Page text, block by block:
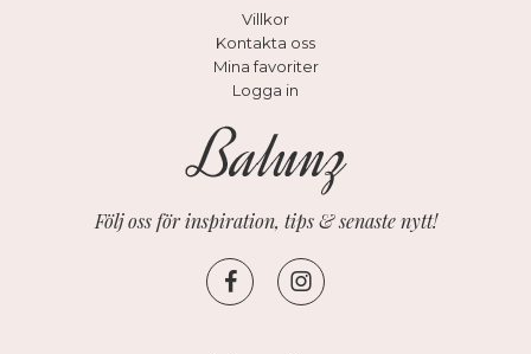
Villkor
Kontakta oss
Mina favoriter
Logga in
Följ oss för inspiration, tips & senaste nytt!